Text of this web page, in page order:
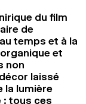
du film
de
temps et à la
et
non
laissé
la lumière
: tous ces